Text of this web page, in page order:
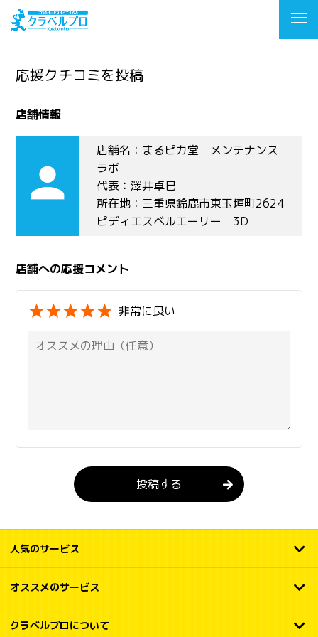
応援クチコミを投稿
店舗情報
person
店舗名：まるピカ堂 メンテナンス
ラボ
代表：澤井卓巳
所在地：三重県鈴鹿市東玉垣町2624
ピディエスベルエーリー 3D
店舗への応援コメント
非常に良い
投稿する
人気のサービス
オススメのサービス
クラベルプロについて